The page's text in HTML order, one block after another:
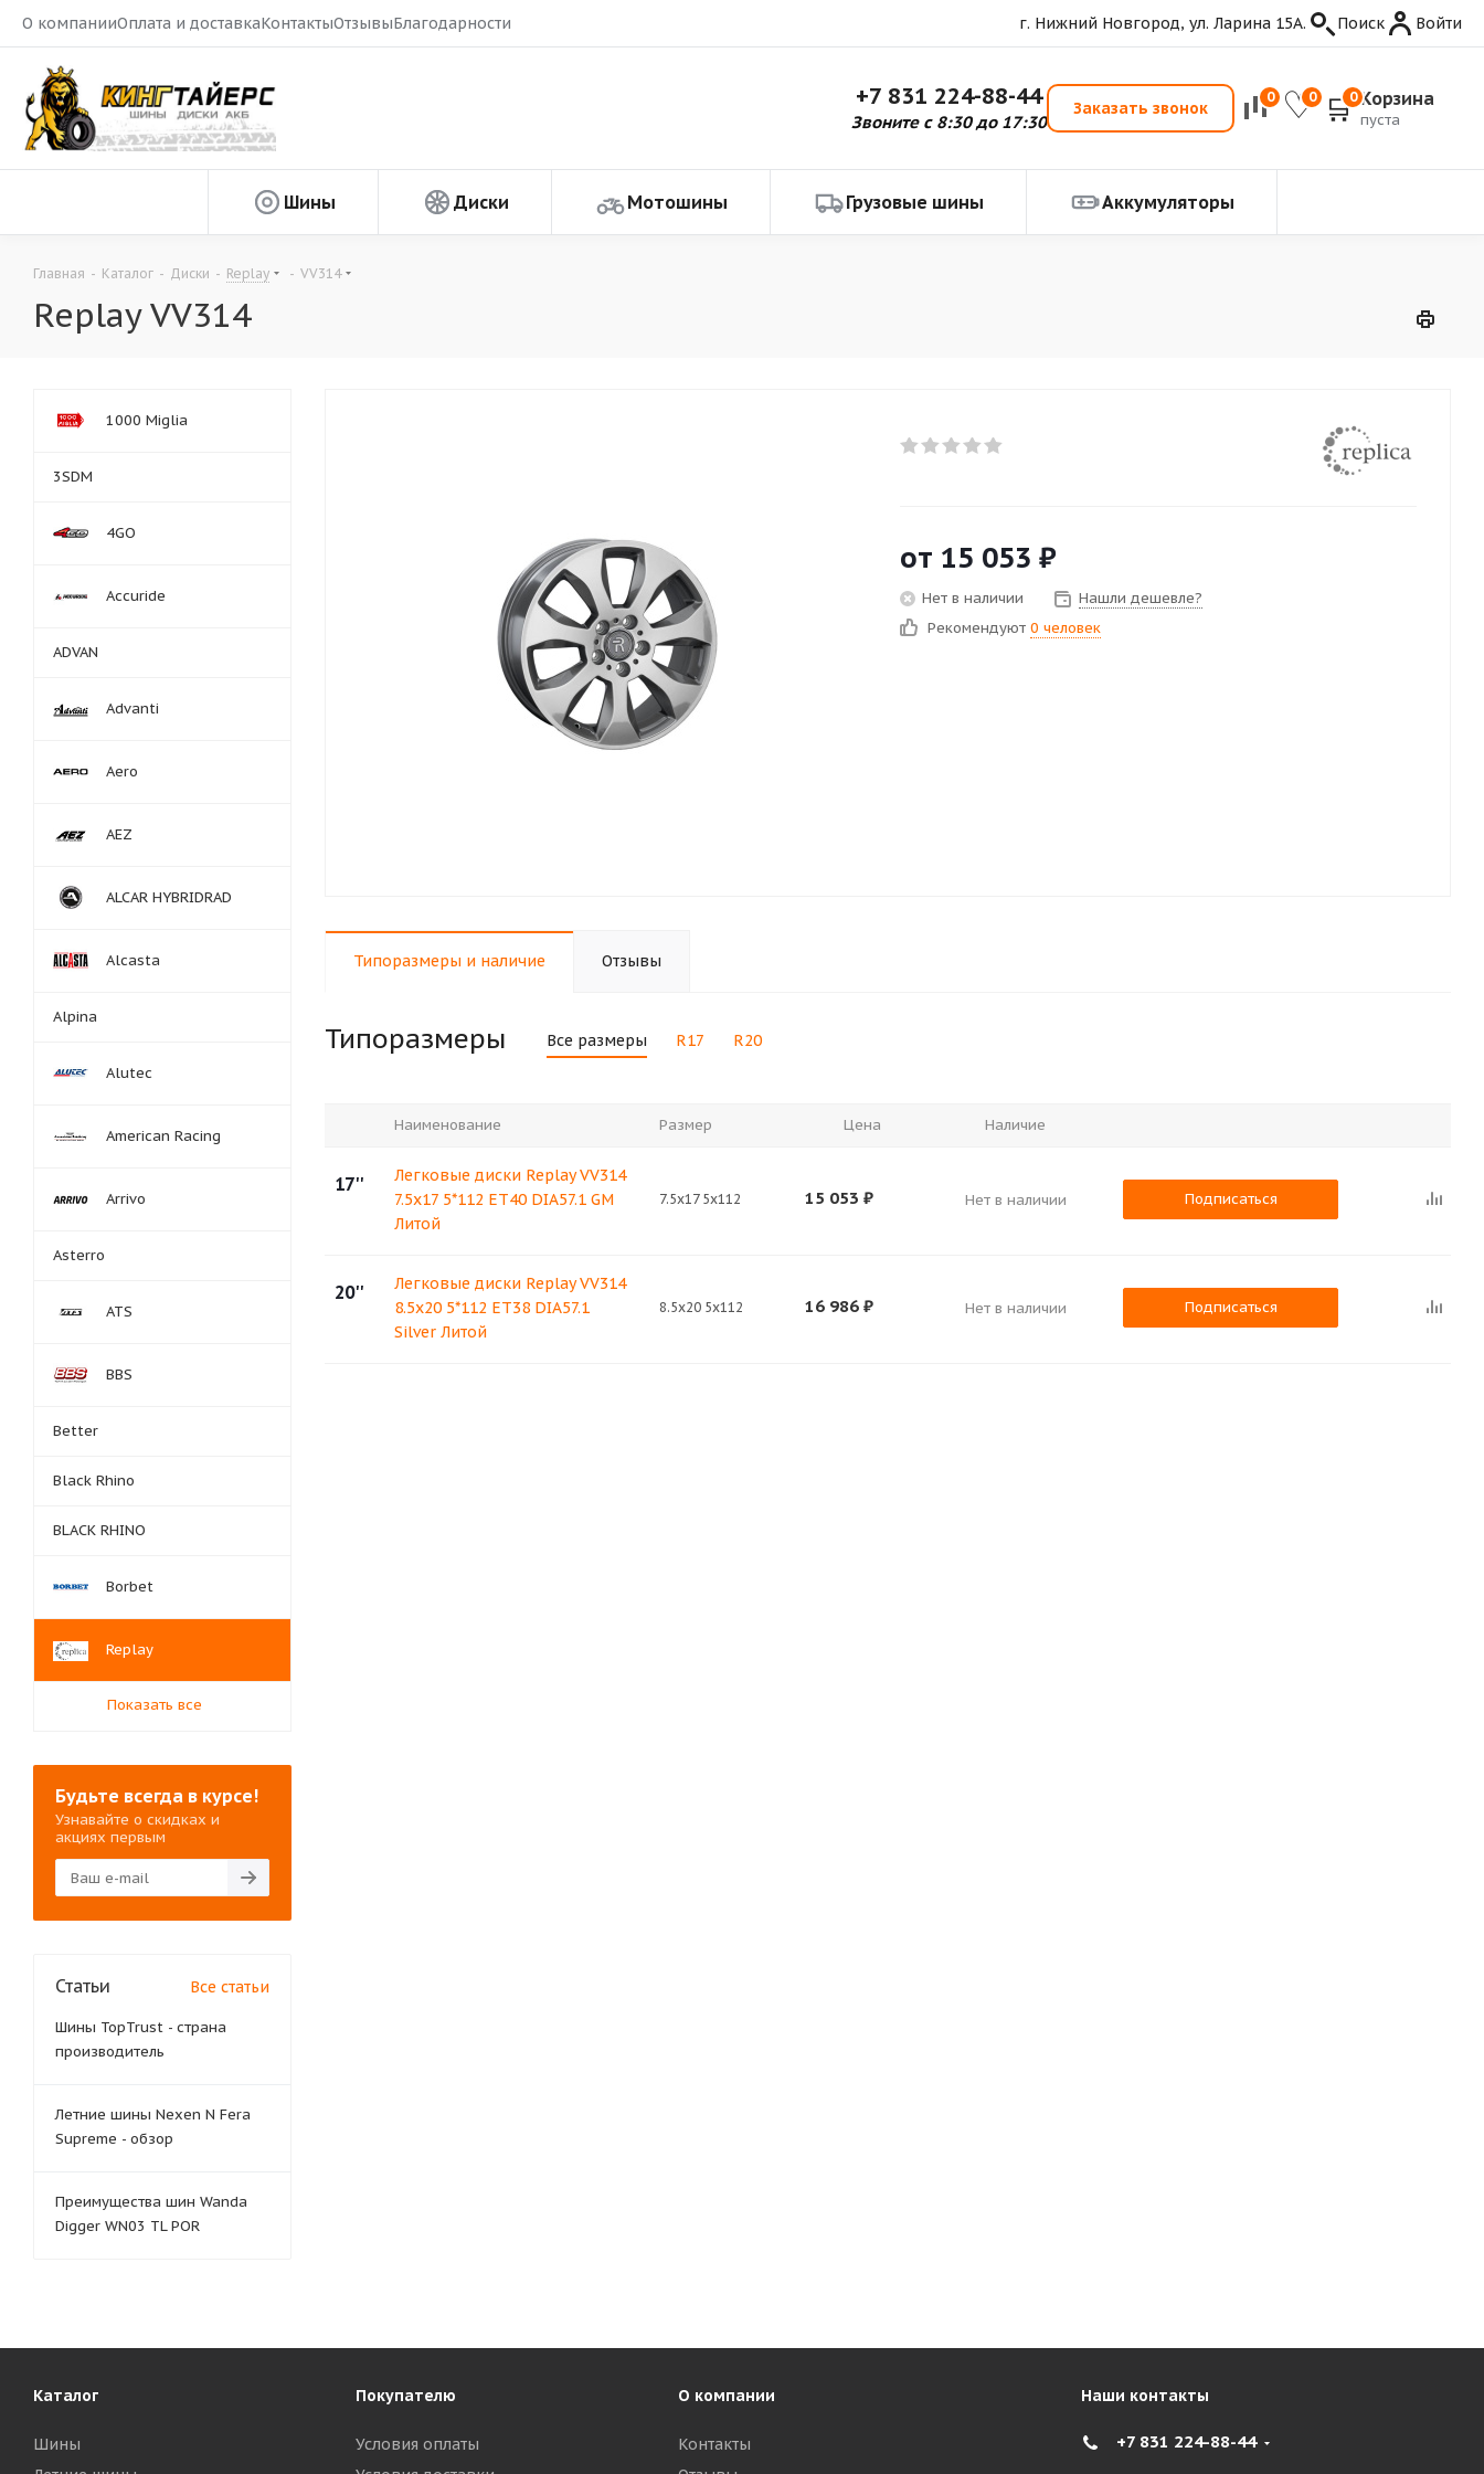
О компанииОплата и доставкаКонтактыОтзывыБлагодарности г. Нижний Новгород, ул. Ларина 15А. Поиск Войти
+7 831 224-88-44
Звоните с 8:30 до 17:30
Заказать звонок
0 0 0 Корзина
пуста
Шины Диски Мотошины Грузовые шины Аккумуляторы
Главная - Каталог - Диски - Replay - VV314
Replay VV314
от 15 053 ₽
Нет в наличии
Нашли дешевле?
Рекомендуют 0 человек
Типоразмеры и наличие Отзывы
Типоразмеры Все размеры R17 R20
Наименование Размер Цена Наличие
17''
Легковые диски Replay VV314
7.5x17 5*112 ET40 DIA57.1 GM
Литой
7.5x17 5x112 15 053 ₽ Нет в наличии Подписаться
20''
Легковые диски Replay VV314
8.5x20 5*112 ET38 DIA57.1
Silver Литой
8.5x20 5x112 16 986 ₽ Нет в наличии Подписаться
1000 Miglia
3SDM
4GO
Accuride
ADVAN
Advanti
Aero
AEZ
ALCAR HYBRIDRAD
Alcasta
Alpina
Alutec
American Racing
Arrivo
Asterro
ATS
BBS
Better
Black Rhino
BLACK RHINO
Borbet
Replay
Показать все
Будьте всегда в курсе!
Узнавайте о скидках и
акциях первым
Статьи Все статьи
Шины TopTrust - страна
производитель
Летние шины Nexen N Fera
Supreme - обзор
Преимущества шин Wanda
Digger WN03 TL POR
Каталог
Шины
Покупателю
Условия оплаты
О компании
Контакты
Наши контакты
+7 831 224-88-44